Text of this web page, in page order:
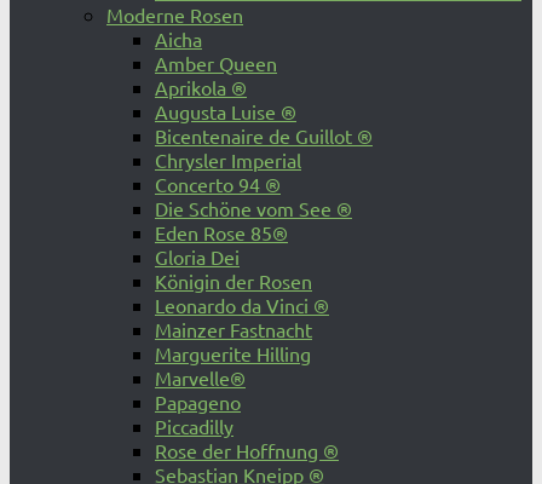
Moderne Rosen
Aicha
Amber Queen
Aprikola ®
Augusta Luise ®
Bicentenaire de Guillot ®
Chrysler Imperial
Concerto 94 ®
Die Schöne vom See ®
Eden Rose 85®
Gloria Dei
Königin der Rosen
Leonardo da Vinci ®
Mainzer Fastnacht
Marguerite Hilling
Marvelle®
Papageno
Piccadilly
Rose der Hoffnung ®
Sebastian Kneipp ®